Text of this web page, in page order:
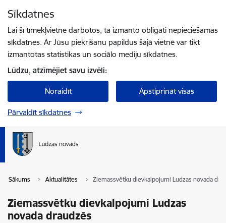
Sīkdatnes
Lai šī tīmekļvietne darbotos, tā izmanto obligāti nepieciešamās
sīkdatnes. Ar Jūsu piekrišanu papildus šajā vietnē var tikt
izmantotas statistikas un sociālo mediju sīkdatnes.
Lūdzu, atzīmējiet savu izvēli:
Noraidīt Apstiprināt visas
Pārvaldīt sīkdatnes
Sākums Aktualitātes Ziemassvētku dievkalpojumi Ludzas novada
Ziemassvētku dievkalpojumi Ludzas
novada draudzēs